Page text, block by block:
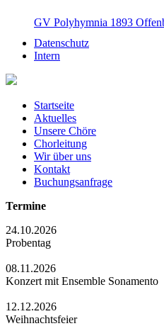
GV Polyhymnia 1893
Datenschutz
Intern
Startseite
Aktuelles
Unsere Chöre
Chorleitung
Wir über uns
Kontakt
Buchungsanfrage
Termine
24.10.2026
Probentag
08.11.2026
Konzert mit Ensemble Sonamento
12.12.2026
Weihnachtsfeier